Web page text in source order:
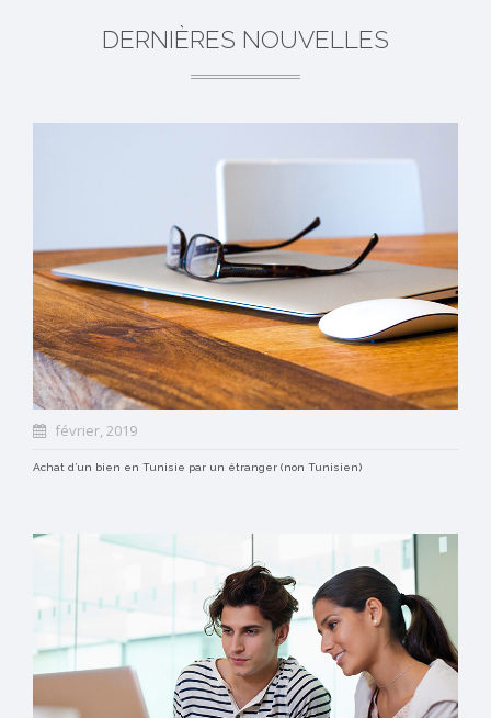
DERNIÈRES NOUVELLES
février, 2019
Achat d’un bien en Tunisie par un étranger (non Tunisien)